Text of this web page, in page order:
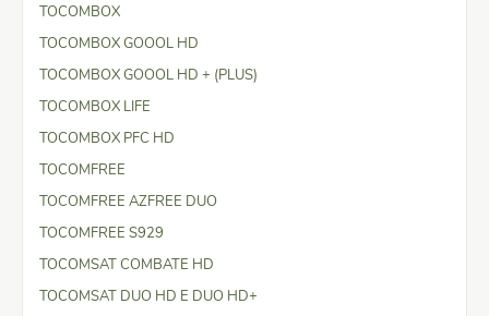
TOCOMBOX
TOCOMBOX GOOOL HD
TOCOMBOX GOOOL HD + (PLUS)
TOCOMBOX LIFE
TOCOMBOX PFC HD
TOCOMFREE
TOCOMFREE AZFREE DUO
TOCOMFREE S929
TOCOMSAT COMBATE HD
TOCOMSAT DUO HD E DUO HD+